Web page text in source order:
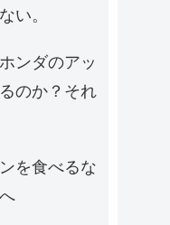
い。
ンダのアッ
のか？それ
を食べるな